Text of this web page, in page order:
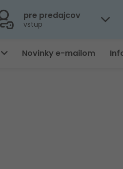
pre predajcov
vstup
Novinky e-mailom